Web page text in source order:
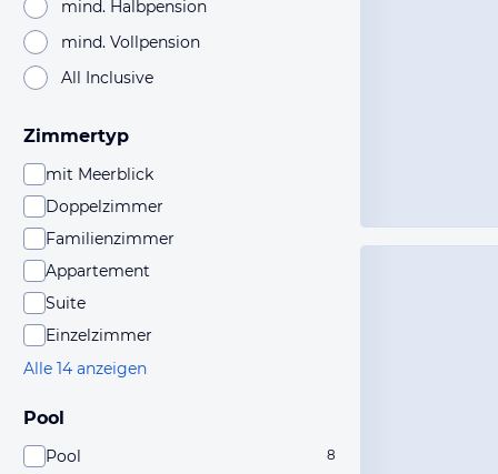
mind. Halbpension
mind. Vollpension
All Inclusive
Zimmertyp
mit Meerblick
Doppelzimmer
Familienzimmer
Appartement
Suite
Einzelzimmer
Alle 14 anzeigen
Pool
Pool 8